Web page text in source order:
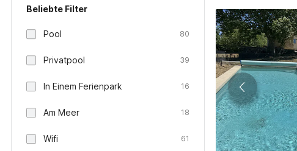
Beliebte Filter
Pool 80
Privatpool 39
In Einem Ferienpark 16
Am Meer 18
Wifi 61